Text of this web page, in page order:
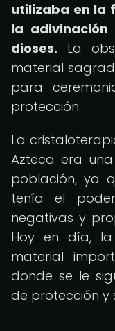
utilizaba en la
la
dioses. La
material
para
protección.
La
Azteca era
población, ya
tenía el
negativas y
Hoy en día, la
material
donde se le
de protección y